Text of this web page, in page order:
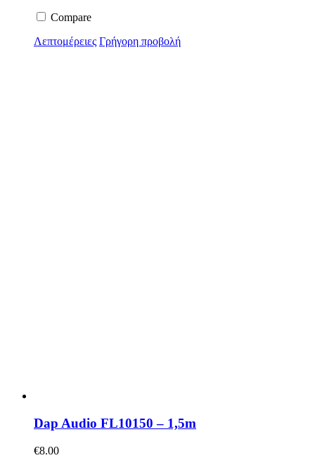
Compare
Λεπτομέρειες Γρήγορη προβολή
Dap Audio FL10150 – 1,5m
€8.00